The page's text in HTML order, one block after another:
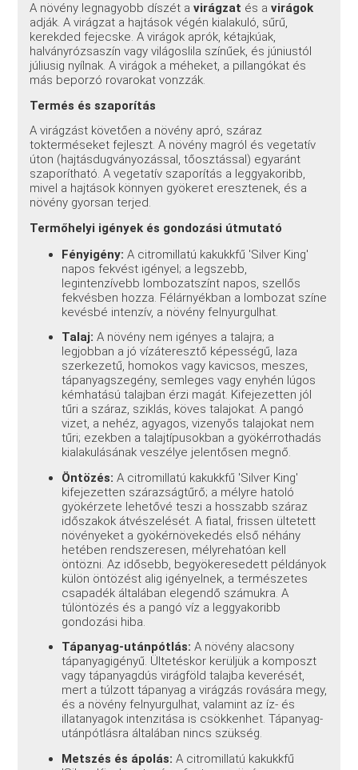
A növény legnagyobb díszét avirágzat és avirágok
adják. A virágzat a hajtások végén kialakuló, sűrű,
kerekded fejecske. A virágok aprók, kétajkúak,
halványrózsaszín vagy világoslila színűek, és júniustól
júliusig nyílnak. A virágok a méheket, a pillangókat és
más beporzó rovarokat vonzzák.
Termés és szaporítás
A virágzást követően a növény apró, száraz
tokterméseket fejleszt. A növény magról és vegetatív
úton (hajtásdugványozással, tőosztással) egyaránt
szaporítható. A vegetatív szaporítás a leggyakoribb,
mivel a hajtások könnyen gyökeret eresztenek, és a
növény gyorsan terjed.
Termőhelyi igények és gondozási útmutató
Fényigény: A citromillatú kakukkfű 'Silver King'
napos fekvést igényel; a legszebb,
legintenzívebb lombozatszínt napos, szellős
fekvésben hozza. Félárnyékban a lombozat színe
kevésbé intenzív, a növény felnyurgulhat.
Talaj: A növény nem igényes a talajra; a
legjobban a jó vízáteresztő képességű, laza
szerkezetű, homokos vagy kavicsos, meszes,
tápanyagszegény, semleges vagy enyhén lúgos
kémhatású talajban érzi magát. Kifejezetten jól
tűri a száraz, sziklás, köves talajokat. A pangó
vizet, a nehéz, agyagos, vizenyős talajokat nem
tűri; ezekben a talajtípusokban a gyökérrothadás
kialakulásának veszélye jelentősen megnő.
Öntözés: A citromillatú kakukkfű 'Silver King'
kifejezetten szárazságtűrő; a mélyre hatoló
gyökérzete lehetővé teszi a hosszabb száraz
időszakok átvészelését. A fiatal, frissen ültetett
növényeket a gyökérnövekedés első néhány
hetében rendszeresen, mélyrehatóan kell
öntözni. Az idősebb, begyökeresedett példányok
külön öntözést alig igényelnek, a természetes
csapadék általában elegendő számukra. A
túlöntözés és a pangó víz a leggyakoribb
gondozási hiba.
Tápanyag-utánpótlás: A növény alacsony
tápanyagigényű. Ültetéskor kerüljük a komposzt
vagy tápanyagdús virágföld talajba keverését,
mert a túlzott tápanyag a virágzás rovására megy,
és a növény felnyurgulhat, valamint az íz- és
illatanyagok intenzitása is csökkenhet. Tápanyag-
utánpótlásra általában nincs szükség.
Metszés és ápolás: A citromillatú kakukkfű